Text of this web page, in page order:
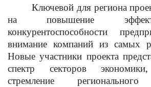
Ключевой для региона
на повышение
конкурентоспособности
внимание компаний из самых
Новые участники проекта
спектр секторов
стремление